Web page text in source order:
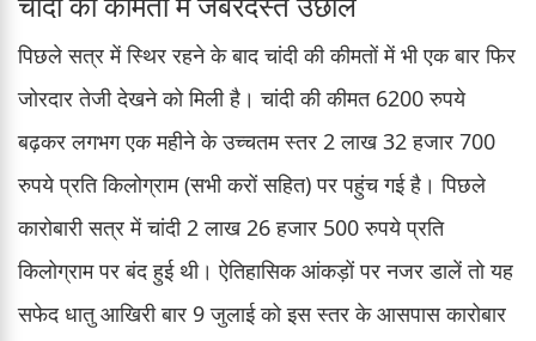
पिछले सत्र में स्थिर रहने के बाद चांदी की कीमतों में भी एक बार फिर
जोरदार तेजी देखने को मिली है। चांदी की कीमत 6200 रुपये
बढ़कर लगभग एक महीने के उच्चतम स्तर 2 लाख 32 हजार 700
रुपये प्रति किलोग्राम (सभी करों सहित) पर पहुंच गई है। पिछले
कारोबारी सत्र में चांदी 2 लाख 26 हजार 500 रुपये प्रति
किलोग्राम पर बंद हुई थी। ऐतिहासिक आंकड़ों पर नजर डालें तो यह
सफेद धातु आखिरी बार 9 जुलाई को इस स्तर के आसपास कारोबार